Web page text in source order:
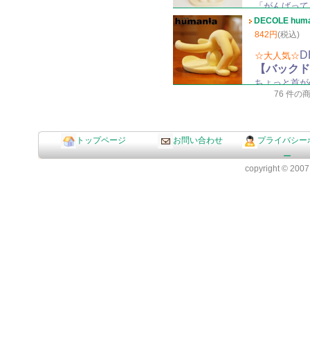
「がんばっ
DECOLE
842円(税込)
☆大人気☆
【バック
ちょっと首
76 件の
トップページ お問い合わせ
プライバシー
ー
copyright ©